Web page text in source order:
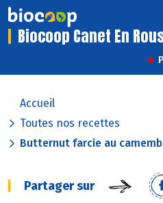
Biocoop Canet En
Accueil
Toutes nos recettes
Butternut farcie au
Partager sur